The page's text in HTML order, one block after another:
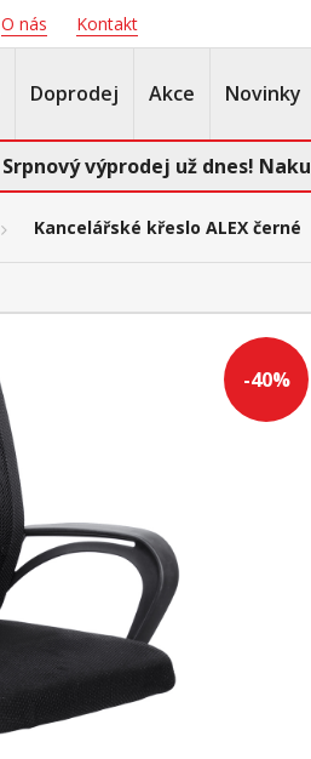
O nás Kontakt
Doprodej Akce Novinky
Srpnový výprodej už dnes!
Kancelářské křeslo ALEX černé
-40%